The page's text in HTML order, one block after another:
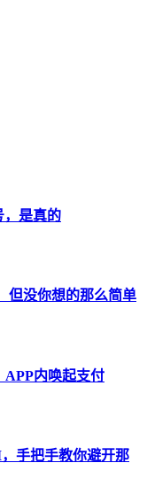
，是真的
但没你想的那么简单
APP内唤起支付
手把手教你避开那